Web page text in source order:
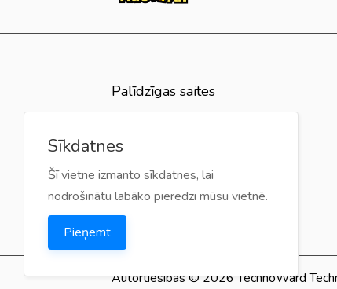
Palīdzīgas saites
Atsauksmes
Kontakti
Autortiesības © 2026 TechnoWard
Sīkdatnes
Šī vietne izmanto sīkdatnes, lai
nodrošinātu labāko pieredzi mūsu vietnē.
Pieņemt